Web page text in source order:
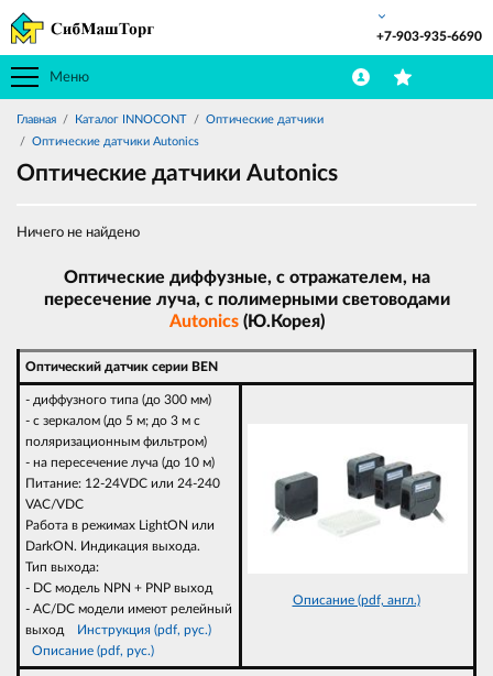
Меню
+7-903-935-6690
Главная Каталог INNOCONT
Оптические датчики
Оптические датчики Autonics
Оптические датчики Autonics
Ничего не найдено
Оптические диффузные, с отражателем, на
пересечение луча, с полимерными световодами
Autonics (Ю.Корея)
Оптический датчик серии BEN
- диффузного типа (до 300 мм)
- с зеркалом (до 5 м; до 3 м с
поляризационным фильтром)
- на пересечение луча (до 10 м)
Питание: 12-24VDC или 24-240
VAC/VDC
Работа в режимах LightON или
DarkON. Индикация выхода.
Тип выхода:
- DC модель NPN + PNP выход
- AC/DC модели имеют релейный
выход Инструкция (pdf, рус.)
Описание (pdf, рус.)
Описание (pdf, англ.)